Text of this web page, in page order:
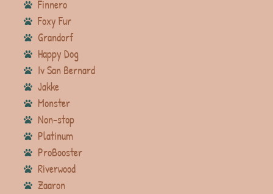
Finnero
Foxy Fur
Grandorf
Happy Dog
Iv San Bernard
Jakke
Monster
Non-stop
Platinum
ProBooster
Riverwood
Zaaron